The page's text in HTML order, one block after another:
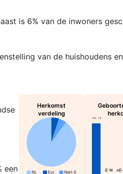
is 6% van de inwoners
van de huishoudens
een
Herkomst
verdeling
NL Eur. Niet-Eur.
NL-N
E-N